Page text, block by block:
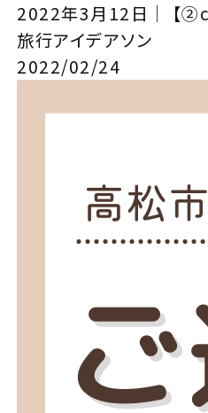
2022年3月12日｜ 【
旅行アイデアソン
2022/02/24